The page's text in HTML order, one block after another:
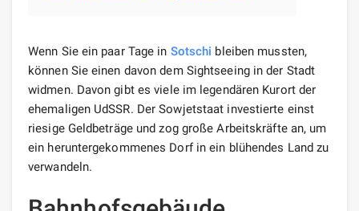
Wenn Sie ein paar Tage in Sotschi bleiben mussten,
können Sie einen davon dem Sightseeing in der Stadt
widmen. Davon gibt es viele im legendären Kurort der
ehemaligen UdSSR. Der Sowjetstaat investierte einst
riesige Geldbeträge und zog große Arbeitskräfte an, um
ein heruntergekommenes Dorf in ein blühendes Land zu
verwandeln.